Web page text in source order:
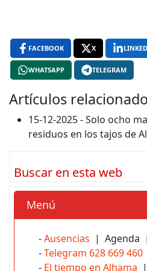
FACEBOOK X
WHATSAPP TELEGRAM
Artículos
15-12-2025 - Solo ocho
residuos en los tajos de
Buscar en esta web
Menú
-Ausencias | Agenda
-Telegram 628 669 460
- El tiempo en Alhama |